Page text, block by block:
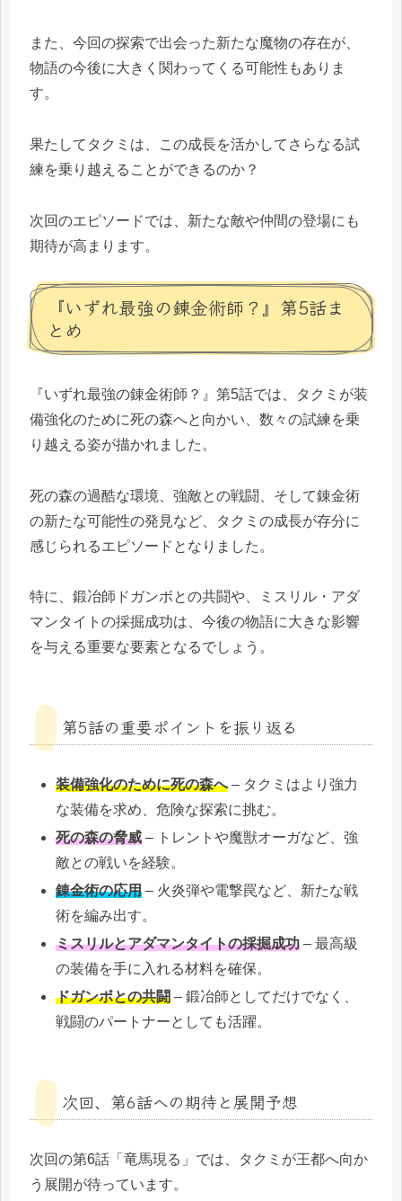
また、今回の探索で出会った新たな魔物の存在が、
物語の今後に大きく関わってくる可能性もありま
す。
果たしてタクミは、この成長を活かしてさらなる試
練を乗り越えることができるのか？
次回のエピソードでは、新たな敵や仲間の登場にも
期待が高まります。
『いずれ最強の錬金術師？』第5話ま
とめ
『いずれ最強の錬金術師？』第5話では、タクミが装
備強化のために死の森へと向かい、数々の試練を乗
り越える姿が描かれました。
死の森の過酷な環境、強敵との戦闘、そして錬金術
の新たな可能性の発見など、タクミの成長が存分に
感じられるエピソードとなりました。
特に、鍛冶師ドガンボとの共闘や、ミスリル・アダ
マンタイトの採掘成功は、今後の物語に大きな影響
を与える重要な要素となるでしょう。
第5話の重要ポイントを振り返る
装備強化のために死の森へ– タクミはより強力
な装備を求め、危険な探索に挑む。
死の森の脅威 – トレントや魔獣オーガなど、強
敵との戦いを経験。
錬金術の応用 – 火炎弾や電撃罠など、新たな戦
術を編み出す。
ミスリルとアダマンタイトの採掘成功 – 最高級
の装備を手に入れる材料を確保。
ドガンボとの共闘 – 鍛冶師としてだけでなく、
戦闘のパートナーとしても活躍。
次回、第6話への期待と展開予想
次回の第6話「竜馬現る」では、タクミが王都へ向か
う展開が待っています。